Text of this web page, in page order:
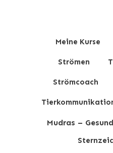
Meine Kurse
Strömen
Strömcoach
Mudras –